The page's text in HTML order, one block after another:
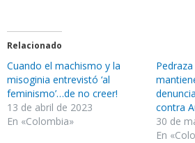
Relacionado
Cuando el machismo y la
misoginia entrevistó ‘al
feminismo’…de no creer!
13 de abril de 2023
En «Colombia»
contra
30 de
En